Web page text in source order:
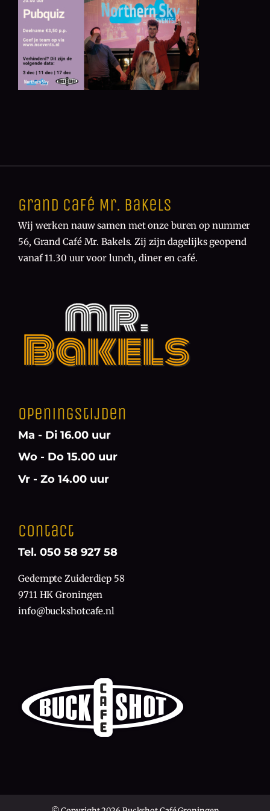
Grand Café Mr. Bakels
Wij werken nauw samen met onze buren op nummer
56, Grand Café Mr. Bakels. Zij zijn dagelijks geopend
vanaf 11.30 uur voor lunch, diner en café.
Openingstijden
Ma - Di 16.00 uur
Wo - Do 15.00 uur
Vr - Zo 14.00 uur
Contact
Tel. 050 58 927 58
Gedempte Zuiderdiep 58
9711 HK Groningen
info@buckshotcafe.nl